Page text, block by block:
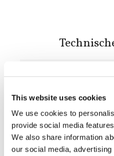
This website uses cookies
We use cookies to
provide social media
We also share information
our social media,
abwesend